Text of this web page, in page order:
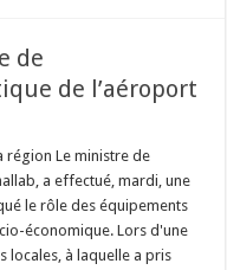
de
de l’aéroport
région Le ministre de
a effectué, mardi, une
le rôle des équipements
économique. Lors d'une
locales, à laquelle a pris